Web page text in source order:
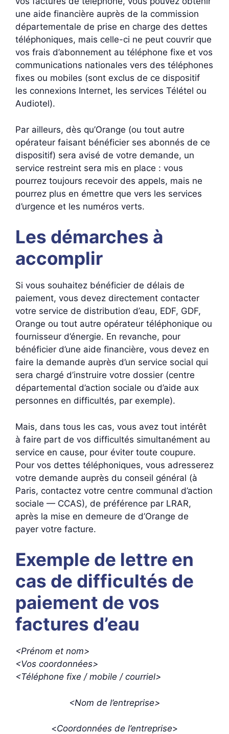
une aide financière auprès de la commission
départementale de prise en charge des dettes
téléphoniques, mais celle-ci ne peut couvrir que
vos frais d’abonnement au téléphone fixe et vos
communications nationales vers des téléphones
fixes ou mobiles (sont exclus de ce dispositif
les connexions Internet, les services Télétel ou
Audiotel).
Par ailleurs, dès qu’Orange (ou tout autre
opérateur faisant bénéficier ses abonnés de ce
dispositif) sera avisé de votre demande, un
service restreint sera mis en place : vous
pourrez toujours recevoir des appels, mais ne
pourrez plus en émettre que vers les services
d’urgence et les numéros verts.
Les démarches à
accomplir
Si vous souhaitez bénéficier de délais de
paiement, vous devez directement contacter
votre service de distribution d’eau, EDF, GDF,
Orange ou tout autre opérateur téléphonique ou
fournisseur d’énergie. En revanche, pour
bénéficier d’une aide financière, vous devez en
faire la demande auprès d’un service social qui
sera chargé d’instruire votre dossier (centre
départemental d’action sociale ou d’aide aux
personnes en difficultés, par exemple).
Mais, dans tous les cas, vous avez tout intérêt
à faire part de vos difficultés simultanément au
service en cause, pour éviter toute coupure.
Pour vos dettes téléphoniques, vous adresserez
votre demande auprès du conseil général (à
Paris, contactez votre centre communal d’action
sociale — CCAS), de préférence par LRAR,
après la mise en demeure de d’Orange de
payer votre facture.
Exemple de lettre en
cas de difficultés de
paiement de vos
factures d’eau
<Prénom et nom>
<Vos coordonnées>
<Téléphone fixe / mobile / courriel>
<Nom de l’entreprise>
<Coordonnées de l’entreprise>